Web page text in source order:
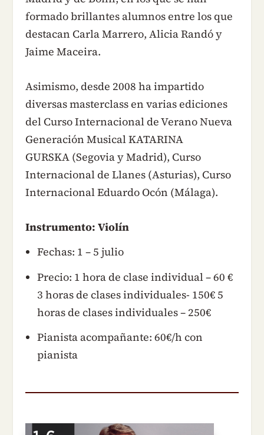
formado brillantes alumnos entre los que
destacan Carla Marrero, Alicia Randó y
Jaime Maceira.
Asimismo, desde 2008 ha impartido
diversas masterclass en varias ediciones
del Curso Internacional de Verano Nueva
Generación Musical KATARINA
GURSKA (Segovia y Madrid), Curso
Internacional de Llanes (Asturias), Curso
Internacional Eduardo Ocón (Málaga).
Instrumento: Violín
Fechas: 1 – 5 julio
Precio: 1 hora de clase individual – 60 €
3 horas de clases individuales- 150€ 5
horas de clases individuales – 250€
Pianista acompañante: 60€/h con
pianista